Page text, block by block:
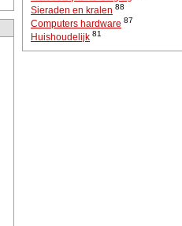
Sieraden en kralen 88
Computers hardware 87
Huishoudelijk 81